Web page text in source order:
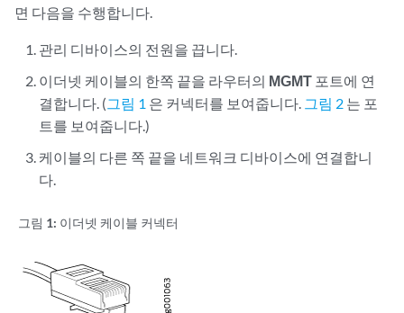
면 다음을 수행합니다.
관리 디바이스의 전원을 끕니다.
이더넷 케이블의 한쪽 끝을 라우터의 MGMT 포트에 연
결합니다. (그림 1 은 커넥터를 보여줍니다. 그림 2 는 포
트를 보여줍니다.)
케이블의 다른 쪽 끝을 네트워크 디바이스에 연결합니
다.
그림 1: 이더넷 케이블 커넥터